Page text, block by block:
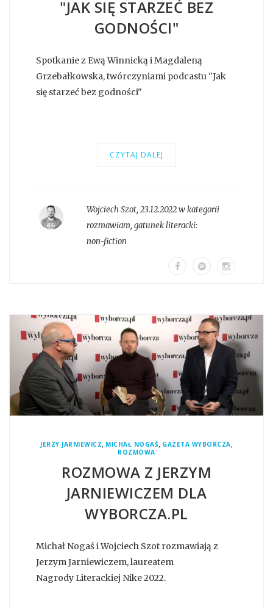
"JAK SIĘ STARZEĆ BEZ
GODNOŚCI"
Spotkanie z Ewą Winnicką i Magdaleną
Grzebałkowska, twórczyniami podcastu "Jak
się starzeć bez godności"
CZYTAJ DALEJ
Wojciech Szot, 23.12.2022 w kategorii
rozmawiam, gatunek literacki:
non-fiction
JERZY JARNIEWICZ, MICHAŁ NOGAŚ, GAZETA WYBORCZA,
ROZMOWA
ROZMOWA Z JERZYM
JARNIEWICZEM DLA
WYBORCZA.PL
Michał Nogaś i Wojciech Szot rozmawiają z
Jerzym Jarniewiczem, laureatem
Nagrody Literackiej Nike 2022.